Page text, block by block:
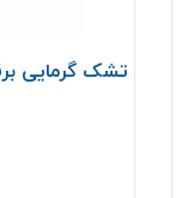
تشک گرمایی